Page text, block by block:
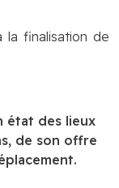
la finalisation de
état des lieux
de son offre